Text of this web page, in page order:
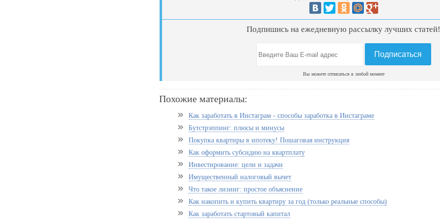
Подпишись на ежедневную рассылку лучших
Вы можете отписаться в любой момент
Похожие материалы:
Как заработать в Инстаграм - способы заработка в Инстаграме
Бутстрэппинг: плюсы и минусы
Покупка квартиры в ипотеку! Пошаговая инструкция
Как оформить субсидию на квартплату
Инвестирование: цели и задачи
Имущественный налоговый вычет
Что такое лизинг: простое объяснение
Как накопить и купить квартиру за год (только реальные способы)
Как заработать стартовый капитал